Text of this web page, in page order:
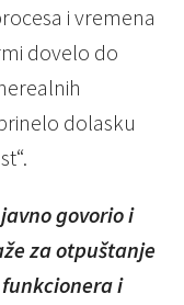
i vremena
dovelo do
dolasku
govorio i
za otpuštanje
i